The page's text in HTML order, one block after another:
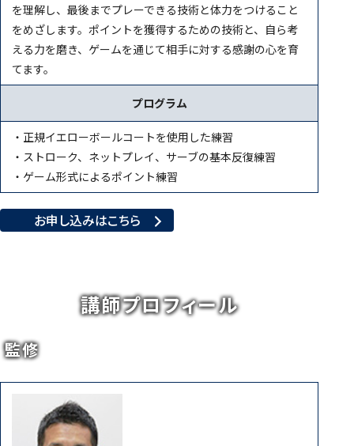
を理解し、最後までプレーできる技術と体力をつけること
をめざします。ポイントを獲得するための技術と、自ら考
える力を磨き、ゲームを通じて相手に対する感謝の心を育
てます。
プログラム
・正規イエローボールコートを使用した練習
・ストローク、ネットプレイ、サーブの基本反復練習
・ゲーム形式によるポイント練習
お申し込みはこちら
講師プロフィール
監修